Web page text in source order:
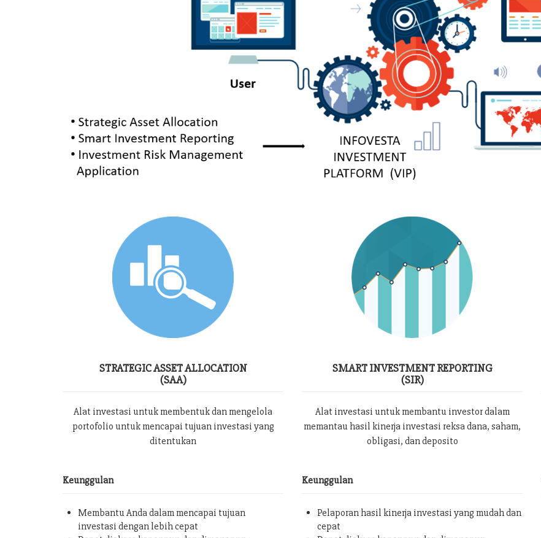
STRATEGIC ASSET ALLOCATION
(SAA)
Alat investasi untuk membentuk dan mengelola
portofolio untuk mencapai tujuan investasi yang
ditentukan
Keunggulan
Membantu Anda dalam mencapai tujuan
investasi dengan lebih cepat
SMART INVESTMENT REPORTING
(SIR)
Alat investasi untuk membantu investor dalam
memantau hasil kinerja investasi reksa dana, saham,
obligasi, dan deposito
Keunggulan
Pelaporan hasil kinerja investasi yang mudah dan
cepat